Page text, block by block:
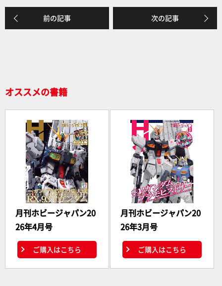
e
b
前の記事 次の記事
オススメの書籍
月刊ホビージャパン20
26年4月号
ご購入はこちら
月刊ホビージャパン20
26年3月号
ご購入はこちら